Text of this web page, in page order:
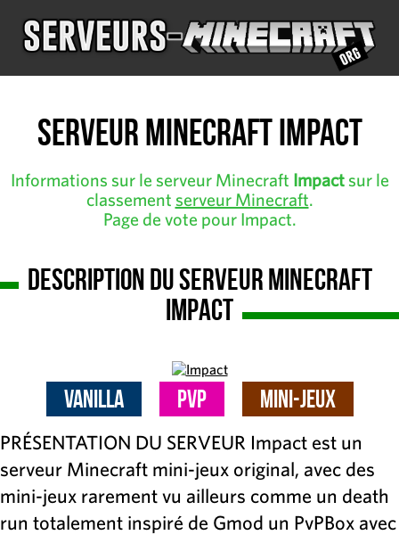
Serveur Minecraft Impact
Informations sur le serveur Minecraft Impactsur le
classement serveur Minecraft.
Page de vote pour Impact.
Description du serveur Minecraft
Impact
Vanilla PvP Mini-Jeux
PRÉSENTATION DU SERVEUR Impact est un
serveur Minecraft mini-jeux original, avec des
mini-jeux rarement vu ailleurs comme un death
run totalement inspiré de Gmod un PvPBox avec